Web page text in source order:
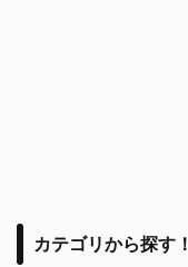
カテゴリから探す！